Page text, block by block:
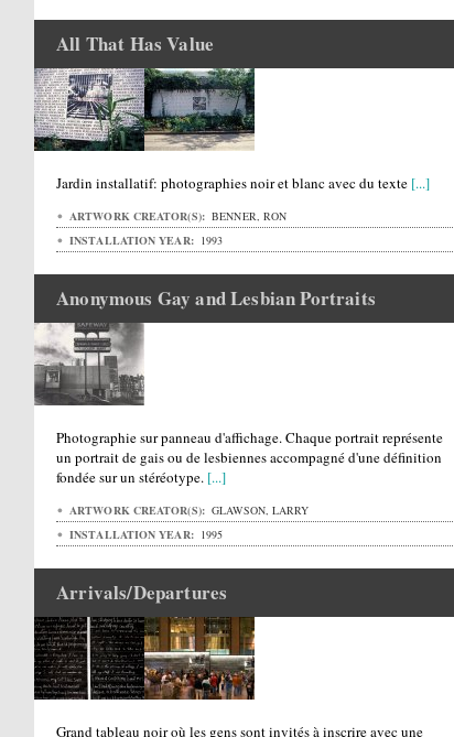
All That Has Value
Jardin installatif: photographies noir et blanc avec du texte [...]
ARTWORK CREATOR(S): BENNER, RON
INSTALLATION YEAR: 1993
Anonymous Gay and Lesbian Portraits
Photographie sur panneau d'affichage. Chaque portrait représente
un portrait de gais ou de lesbiennes accompagné d'une définition
fondée sur un stéréotype. [...]
ARTWORK CREATOR(S): GLAWSON, LARRY
INSTALLATION YEAR: 1995
Arrivals/Departures
Grand tableau noir où les gens sont invités à inscrire avec une